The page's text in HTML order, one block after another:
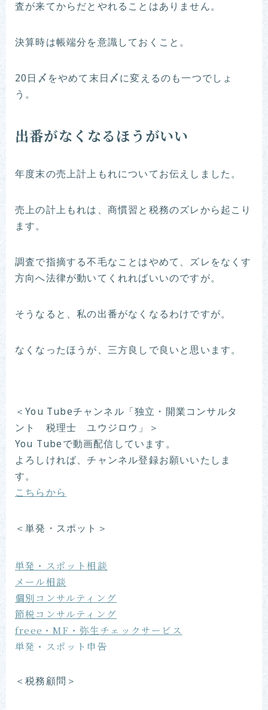
査が来てからだとやれることはありません。
決算時は帳端分を意識しておくこと。
20日〆をやめて末日〆に変えるのも一つでしょ
う。
出番がなくなるほうがいい
年度末の売上計上もれについてお伝えしました。
売上の計上もれは、商慣習と税務のズレから起こり
ます。
調査で指摘する不毛なことはやめて、ズレをなくす
方向へ法律が動いてくれればいいのですが。
そうなると、私の出番がなくなるわけですが。
なくなったほうが、三方良しで良いと思います。
＜You Tubeチャンネル「独立・開業コンサルタ
ント 税理士 ユウジロウ」＞
You Tubeで動画配信しています。
よろしければ、チャンネル登録お願いいたしま
す。
こちらから
＜単発・スポット＞
単発・スポット相談
メール相談
個別コンサルティング
節税コンサルティング
freee・MF・弥生チェックサービス
単発・スポット申告
＜税務顧問＞